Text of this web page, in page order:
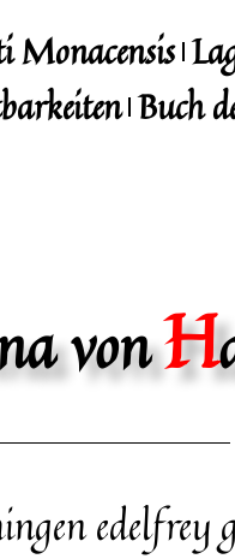
Monacensis
Buch
vonH
edelfrey